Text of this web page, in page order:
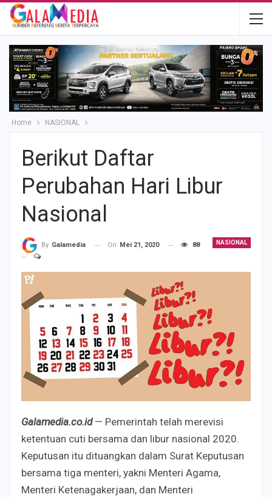
Home NASIONAL
Berikut Daftar
Perubahan Hari Libur
Nasional
NASIONAL
By Galamedia On Mei 21, 2020 88
Galamedia.co.id— Pemerintah telah merevisi
ketentuan cuti bersama dan libur nasional 2020.
Keputusan itu dituangkan dalam Surat Keputusan
bersama tiga menteri, yakni Menteri Agama,
Menteri Ketenagakerjaan, dan Menteri